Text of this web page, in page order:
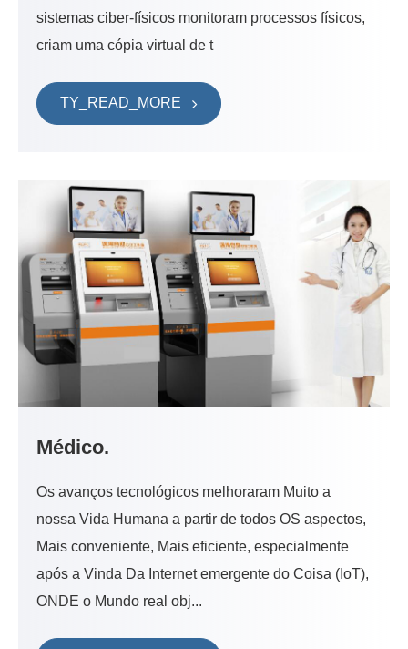
sistemas ciber-físicos monitoram processos físicos,
criam uma cópia virtual de t
TY_READ_MORE
Médico.
Os avanços tecnológicos melhoraram Muito a
nossa Vida Humana a partir de todos OS aspectos,
Mais conveniente, Mais eficiente, especialmente
após a Vinda Da Internet emergente do Coisa (IoT),
ONDE o Mundo real obj...